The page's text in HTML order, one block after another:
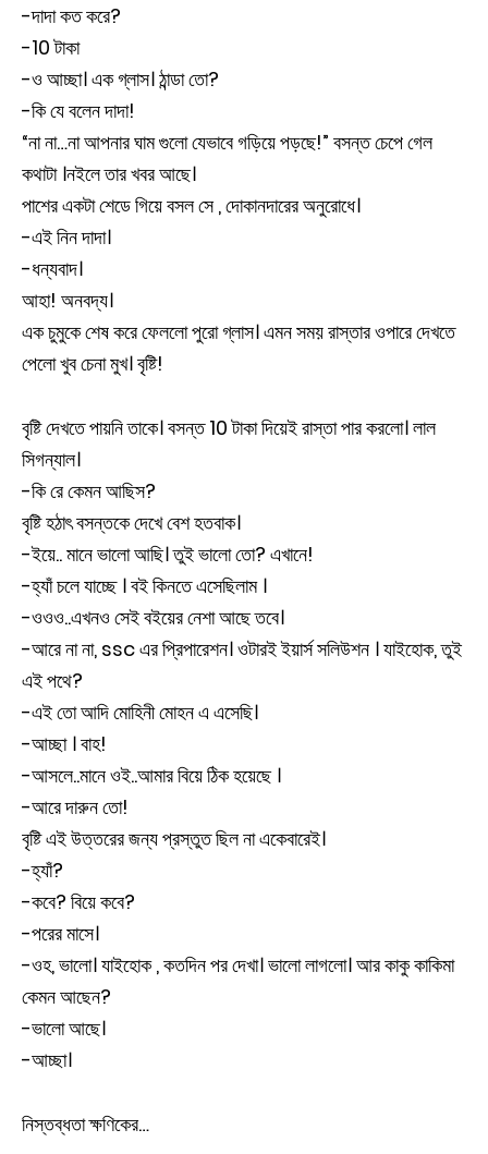
-দাদা কত করে?
-10 টাকা
-ও আচ্ছা। এক গ্লাস। ঠান্ডা তো?
-কি যে বলেন দাদা!
“না না…না আপনার ঘাম গুলো যেভাবে গড়িয়ে পড়ছে!” বসন্ত চেপে গেল
কথাটা ।নইলে তার খবর আছে।
পাশের একটা শেডে গিয়ে বসল সে , দোকানদারের অনুরোধে।
-এই নিন দাদা।
-ধন্যবাদ।
আহা! অনবদ্য।
এক চুমুকে শেষ করে ফেললো পুরো গ্লাস। এমন সময় রাস্তার ওপারে দেখতে
পেলো খুব চেনা মুখ। বৃষ্টি!
বৃষ্টি দেখতে পায়নি তাকে। বসন্ত 10 টাকা দিয়েই রাস্তা পার করলো। লাল
সিগন্যাল।
-কি রে কেমন আছিস?
বৃষ্টি হঠাৎ বসন্তকে দেখে বেশ হতবাক।
-ইয়ে.. মানে ভালো আছি। তুই ভালো তো? এখানে!
-হ্যাঁ চলে যাচ্ছে । বই কিনতে এসেছিলাম ।
-ওওও..এখনও সেই বইয়ের নেশা আছে তবে।
-আরে না না, ssc এর প্রিপারেশন। ওটারই ইয়ার্স সলিউশন । যাইহোক, তুই
এই পথে?
-এই তো আদি মোহিনী মোহন এ এসেছি।
-আচ্ছা । বাহ!
-আসলে..মানে ওই..আমার বিয়ে ঠিক হয়েছে ।
-আরে দারুন তো!
বৃষ্টি এই উত্তরের জন্য প্রস্তুত ছিল না একেবারেই।
-হ্যাঁ?
-কবে? বিয়ে কবে?
-পরের মাসে।
-ওহ, ভালো। যাইহোক , কতদিন পর দেখা। ভালো লাগলো। আর কাকু কাকিমা
কেমন আছেন?
-ভালো আছে।
-আচ্ছা।
নিস্তব্ধতা ক্ষণিকের…